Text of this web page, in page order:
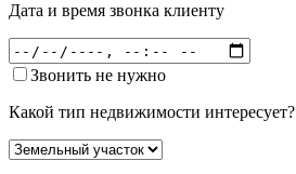
Дата и время звонка клиенту
Звонить не нужно
Какой тип недвижимости интересует?